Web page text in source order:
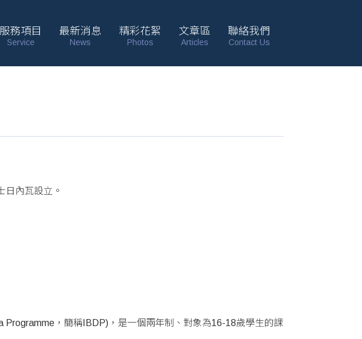
服務項目
Service
最新消息
News
精彩花絮
Photos
文章區
Articles
聯絡我們
Contact Us
日內瓦設立。
，簡稱IBDP)，是一個兩年制、對象為16-18歲學生的課